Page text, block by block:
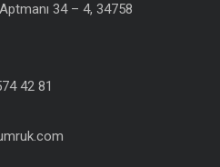
34 – 4, 34758
42 81